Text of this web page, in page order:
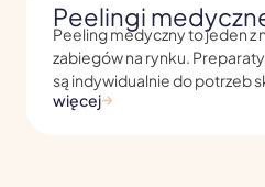
Peelingi
Peeling medyczny to jeden z
zabiegów na rynku.
są indywidualnie do potrzeb
więcej